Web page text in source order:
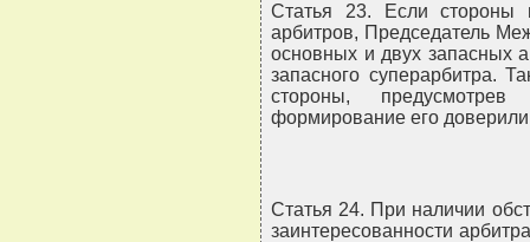
Статья 23. Если стороны
арбитров, Председатель
основных и двух запасных
запасного суперарбитра.
стороны, предусмотрев
формирование его
Статья 24. При наличии
заинтересованности